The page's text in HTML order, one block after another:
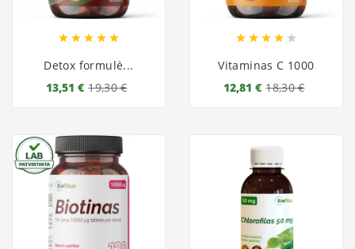
    
Detox formulė...
13,51 € 19,30 €
    
Vitaminas C 1000
12,81 € 18,30 €